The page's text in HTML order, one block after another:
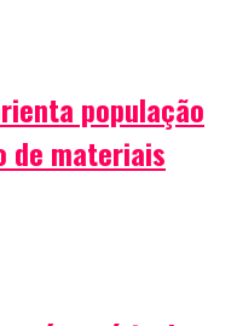
população
de materiais